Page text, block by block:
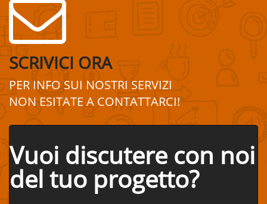
SCRIVICI ORA
PER INFO SUINOSTRI SERVIZI
NON ESITATE A CONTATTARCI!
Vuoi discutere con noi
del tuo progetto?